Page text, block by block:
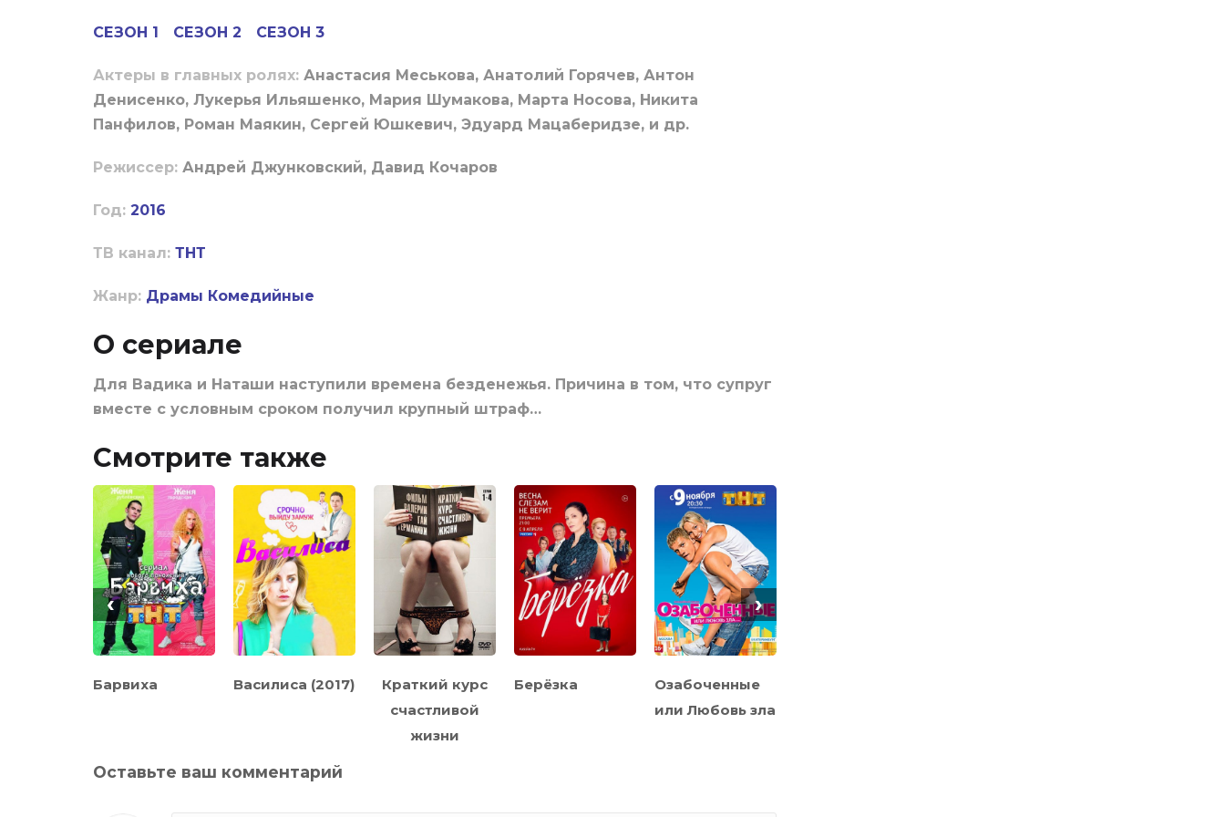
СЕЗОН 1 СЕЗОН 2 СЕЗОН 3
Актеры в главных ролях: Анастасия Меськова, Анатолий Горячев, Антон
Денисенко, Лукерья Ильяшенко, Мария Шумакова, Марта Носова, Никита
Панфилов, Роман Маякин, Сергей Юшкевич, Эдуард Мацаберидзе, и др.
Режиссер: Андрей Джунковский, Давид Кочаров
Год: 2016
ТВ канал: ТНТ
Жанр: Драмы Комедийные
О сериале
Для Вадика и Наташи наступили времена безденежья. Причина в том, что супруг
вместе с условным сроком получил крупный штраф…
Смотрите также
Барвиха Василиса (2017)
Краткий курс
счастливой
жизни
Берёзка
Озабоченные
или Любовь зла
‹ ›
Оставьте ваш комментарий